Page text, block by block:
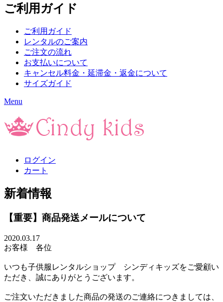
ご利用ガイド
ご利用ガイド
レンタルのご案内
ご注文の流れ
お支払いについて
キャンセル料金・延滞金・返金について
サイズガイド
Menu
ログイン
カート
新着情報
【重要】商品発送メールについて
2020.03.17
お客様 各位
いつも子供服レンタルショップ シンディキッズをご愛顧い
ただき、誠にありがとうございます。
ご注文いただきました商品の発送のご連絡につきましては、